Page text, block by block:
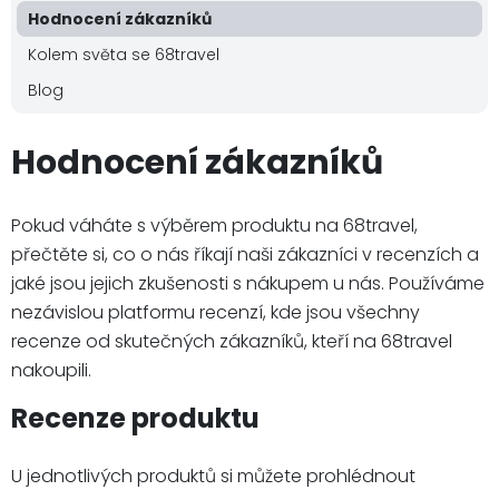
Hodnocení zákazníků
Kolem světa se 68travel
Blog
Hodnocení zákazníků
Pokud váháte s výběrem produktu na 68travel,
přečtěte si, co o nás říkají naši zákazníci v recenzích a
jaké jsou jejich zkušenosti s nákupem u nás. Používáme
nezávislou platformu recenzí, kde jsou všechny
recenze od skutečných zákazníků, kteří na 68travel
nakoupili.
Recenze produktu
U jednotlivých produktů si můžete prohlédnout